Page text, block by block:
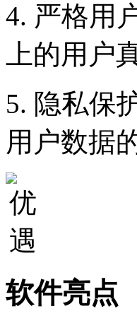
4. 严格用
上的用户
5. 隐私保
用户数据
软件亮点